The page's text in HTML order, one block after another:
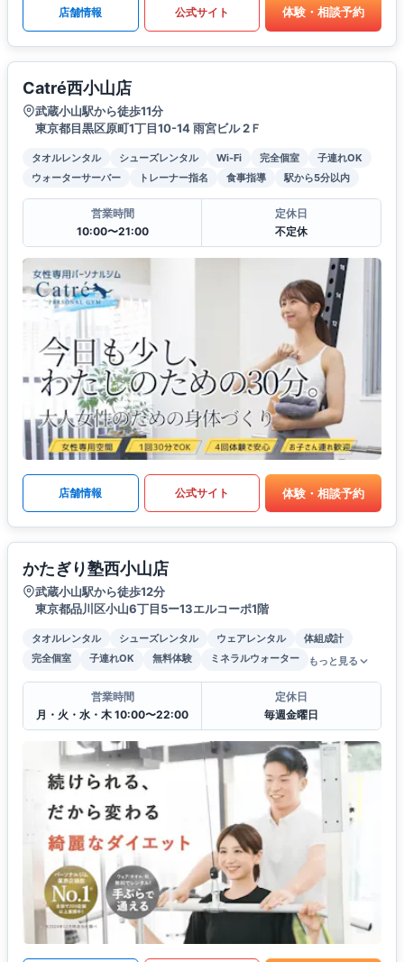
店舗情報 公式サイト 体験・相談予約
Catré西小山店
武蔵小山駅から徒歩11分
東京都目黒区原町1丁目10-14 雨宮ビル 2Ｆ
タオルレンタル シューズレンタル Wi-Fi 完全個室
子連れOK
ウォーターサーバー
トレーナー指名 食事指導 駅から5分以内
営業時間
10:00〜21:00
定休日
不定休
店舗情報 公式サイト 体験・相談予約
かたぎり塾西小山店
武蔵小山駅から徒歩12分
東京都品川区小山6丁目5ー13エルコーポ1階
タオルレンタル シューズレンタル ウェアレンタル
体組成計
完全個室
子連れOK 無料体験 ミネラルウォーター もっと見る
営業時間
月・火・水・木 10:00〜22:00
定休日
毎週金曜日